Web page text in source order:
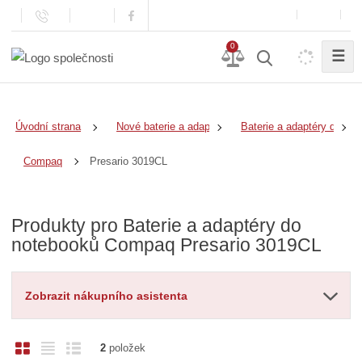
0
☰
Úvodní strana Nové baterie a adaptéry Baterie a adaptéry do
Compaq Presario 3019CL
Produkty pro Baterie a adaptéry do
notebooků Compaq Presario 3019CL
Zobrazit nákupního asistenta
O
Ř
2položek